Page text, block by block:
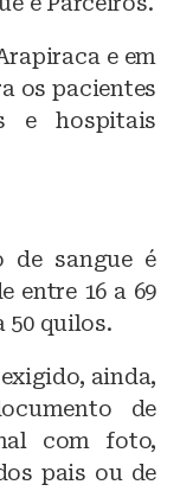
e em
os pacientes
e hospitais
de sangue é
entre 16 a 69
50 quilos.
ainda,
de
com foto,
pais ou de